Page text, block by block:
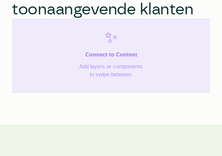
toonaangevende klanten
✨
Connect to Content
Add layers or components
to swipe between.